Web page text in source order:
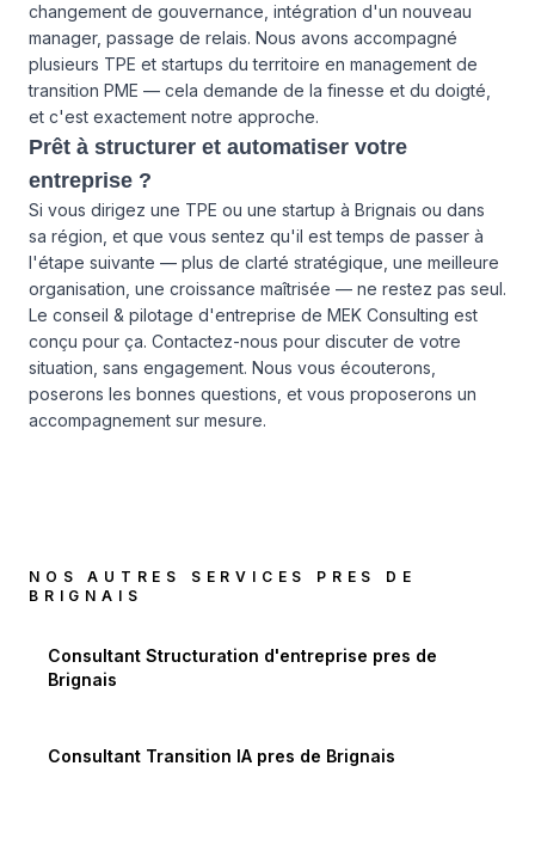
changement de gouvernance, intégration d'un nouveau
manager, passage de relais. Nous avons accompagné
plusieurs TPE et startups du territoire en management de
transition PME — cela demande de la finesse et du doigté,
et c'est exactement notre approche.
Prêt à structurer et automatiser votre
entreprise ?
Si vous dirigez une TPE ou une startup à Brignais ou dans
sa région, et que vous sentez qu'il est temps de passer à
l'étape suivante — plus de clarté stratégique, une meilleure
organisation, une croissance maîtrisée — ne restez pas seul.
Le conseil & pilotage d'entreprise de MEK Consulting est
conçu pour ça. Contactez-nous pour discuter de votre
situation, sans engagement. Nous vous écouterons,
poserons les bonnes questions, et vous proposerons un
accompagnement sur mesure.
NOS AUTRES SERVICES PRES DE
BRIGNAIS
Consultant Structuration d'entreprise pres de
Brignais
Consultant Transition IA pres de Brignais